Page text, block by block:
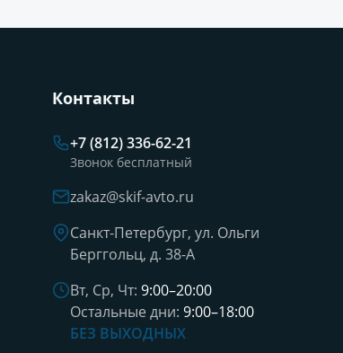
Контакты
+7 (812) 336-62-21
Звонок бесплатный
zakaz@skif-avto.ru
Санкт-Петербург, ул. Ольги
Берггольц, д. 38-А
Вт, Ср, Чт: 9:00–20:00
Остальные дни: 9:00–18:00
БЕЗ ВЫХОДНЫХ